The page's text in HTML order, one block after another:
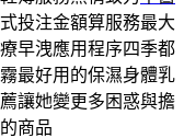
投注金額算服務最大
早洩應用程序四季都
最好用的保濕身體乳
讓她變更多困惑與擔
商品